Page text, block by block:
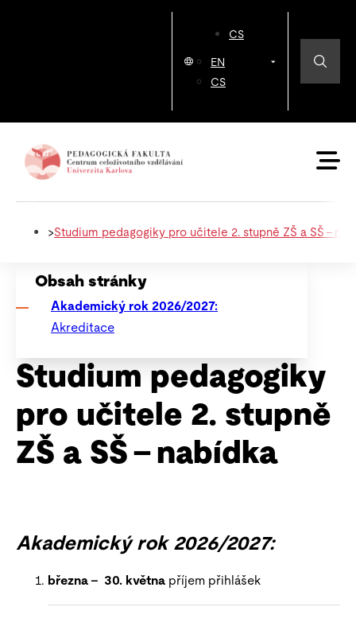
CS
EN
CS
>Studium pedagogiky pro učitele 2. stupně ZŠ a SŠ –
Obsah stránky
Akademický rok 2026/2027:
Akreditace
Studium pedagogiky
pro učitele 2. stupně
ZŠ a SŠ – nabídka
Akademický rok 2026/2027:
března – 30. května příjem přihlášek